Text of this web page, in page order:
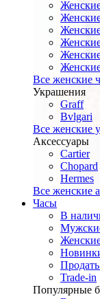
Все женские
Украшения
Graff
Bvlgari
Все женские
Аксессуары
Cartier
Chopard
Hermes
Все женские
Часы
В
Trade-in
Популярные